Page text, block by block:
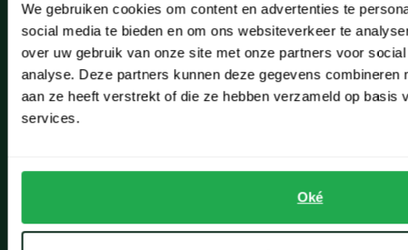
We gebruiken cookies om content en advertenties te
social media te bieden en om ons websiteverkeer te
over uw gebruik van onze site met onze partners voor
analyse. Deze partners kunnen deze gegevens combineren
aan ze heeft verstrekt of die ze hebben verzameld op basis
services.
Oké
Leiderdorp
Lisse
Noordwijk
Oegstgeest